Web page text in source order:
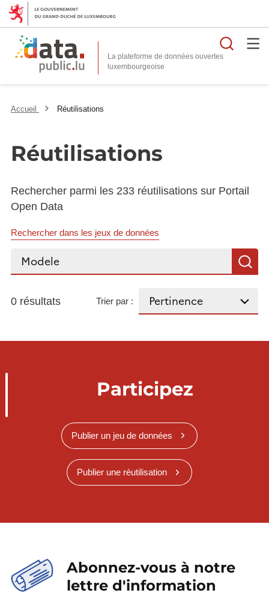
La plateforme de données ouvertes
Accueil Réutilisations
Réutilisations
Rechercher parmi les 233 réutilisations sur Portail
Open Data
Rechercher dans les jeux de données
Rechercher...
0 résultats Trier par :
Participez
Publier un jeu de données
Publier une réutilisation
Abonnez-vous à notre
lettre d'information